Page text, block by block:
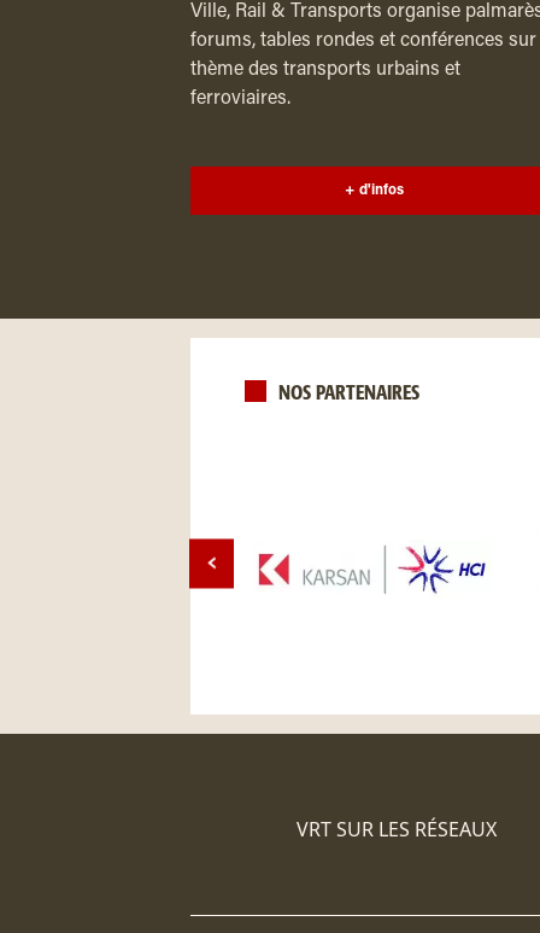
Ville, Rail & Transports organise
forums, tables rondes et conférences sur
thème des transports urbains et
ferroviaires.
+ d'infos
NOS PARTENAIRES
VRT SUR LES RÉSEAUX